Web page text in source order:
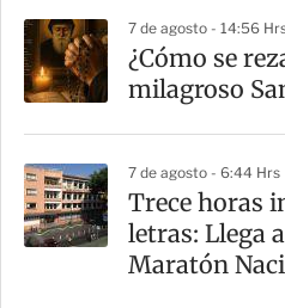
7 de agosto - 14:56
¿Cómo se
milagroso
7 de agosto - 6:44 Hrs
Trece horas
letras: Llega
Maratón